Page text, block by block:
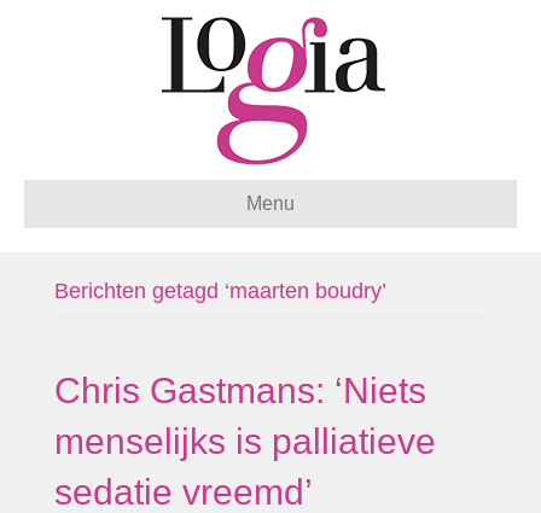
Menu
Berichten getagd ‘maarten boudry’
Chris Gastmans: ‘Niets
menselijks is palliatieve
sedatie vreemd’